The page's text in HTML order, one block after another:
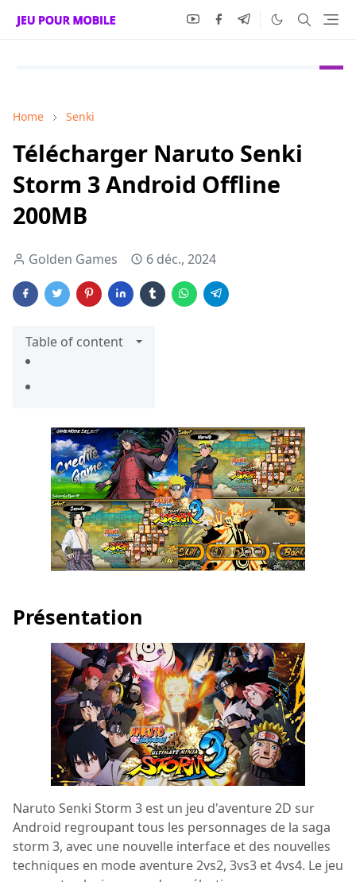
Home Senki
Télécharger Naruto Senki
Storm 3 Android Offline
200MB
Golden Games 6 déc., 2024
Table of content
Présentation
Naruto Senki Storm 3 est un jeu d'aventure 2D sur
Android regroupant tous les personnages de la saga
storm 3, avec une nouvelle interface et des nouvelles
techniques en mode aventure 2vs2, 3vs3 et 4vs4. Le jeu